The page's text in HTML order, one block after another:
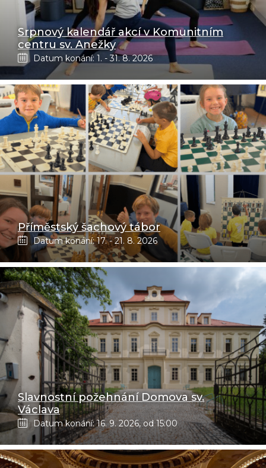
Srpnový kalendář akcí v Komunitním
centru sv. Anežky
Datum konání: 1. - 31. 8. 2026
Příměstský šachový tábor
Datum konání: 17. - 21. 8. 2026
Slavnostní požehnání Domova sv.
Václava
Datum konání: 16. 9. 2026, od 15:00